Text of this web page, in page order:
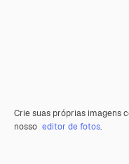
Crie suas próprias imagens
nosso editor de fotos.